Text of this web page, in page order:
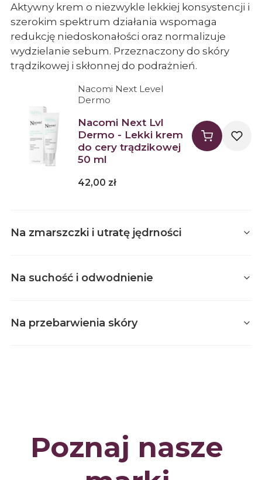
Aktywny krem o niezwykle lekkiej konsystencji i
szerokim spektrum działania wspomaga
redukcję niedoskonałości oraz normalizuje
wydzielanie sebum. Przeznaczony do skóry
trądzikowej i skłonnej do podrażnień.
Producent Nacomi Next Level Dermo
Nacomi Next Level
Dermo
Nacomi Next Lvl
Dermo - Lekki krem
do cery trądzikowej
50 ml
Cena
42,00 zł
Na zmarszczki i utratę jędrności
Nacomi Next Lvl -
Serum do twarzy -
Granactive Retinoid
Pro+ 2% - 30ml
Na suchość i odwodnienie
Producent Nacomi Next Level
Nacomi Next Level
Na przebarwienia skóry
Producent Nacomi Next Level
Nacomi Next Level
Poznaj nasze